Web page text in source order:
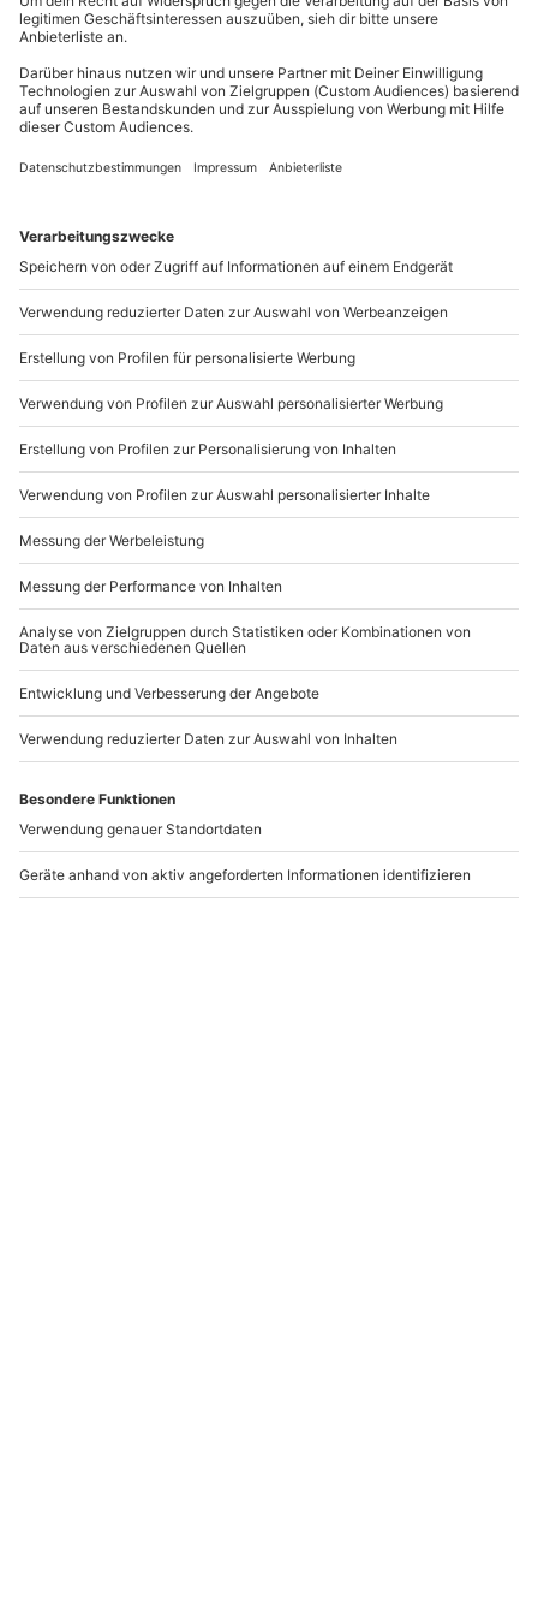
Zehen gelegt. Die Wärme in Verbindung mit den
intensiv angewandten Massagetechniken - sowohl
mit Hand als auch Stein - regt die Durchblutung
stark an, lockert die Muskulatur bis in die Tiefe und
aktiviert die Selbstheilungskräfte des Organismus.
Wohlgefühl ein!
Mo-Fr: 8-20 Uhr | Sa: 10-16 Uhr
Du möchtest als Firma bestellen?
Sichere Dir attraktive Firmenkunden Vorteile.
Mo-Fr: 9-17 Uhr
b2b@mydays.de
www.b2b.mydays.de/
Artikelnummer:12904
Andere Produkte entdecken
Hot Chocolate
Augsburg
1 Person
3 (1) 99,90 €
Ayurveda Massage
1 Person
2 (2) 99,90 €